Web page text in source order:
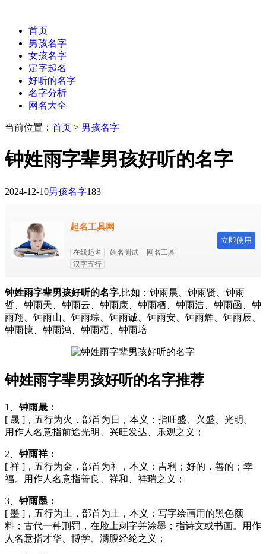
首页
男孩名字
女孩名字
定字起名
好听的名字
名字分析
网名大全
当前位置： 首页 > 男孩名字
钟姓雨字辈男孩好听的名字
2024-12-10男孩名字183
起名工具网
在线起名 姓名测试
网名工具
汉字五行
立即使用
钟姓雨字辈男孩好听的名字,比如：钟雨晨、钟雨贤、钟雨
哲、钟雨天、钟雨云、钟雨康、钟雨栖、钟雨浩、钟雨函、钟
雨翔、钟雨山、钟雨琮、钟雨诚、钟雨安、钟雨辉、钟雨辰、
钟雨慷、钟雨鸿、钟雨梧、钟雨培
钟姓雨字辈男孩好听的名字推荐
1、钟雨晟：
[ 晟 ]，五行为火，部首为日，本义：指旺盛、兴盛、光明。
用作人名意指前途光明、兴旺发达、乐观之义；
2、钟雨祥：
[ 祥 ]，五行为金，部首为礻，本义：吉利；好的，善的；幸
福。用作人名意指善良、祥和、祥瑞之义；
3、钟雨墨：
[ 墨 ]，五行为土，部首为土，本义：写字绘画用的黑色颜
料；古代一种刑罚，在脸上刺字并涂墨；指诗文或书画。用作
人名意指才华、博学、满腹经纶之义；